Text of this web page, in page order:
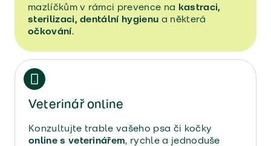
mazlíčkům v rámci prevence na kastraci,
sterilizaci, dentální hygienu a některá
očkování.
Veterinář online
Konzultujte trable vašeho psa či kočky
online s veterinářem, rychle a jednoduše